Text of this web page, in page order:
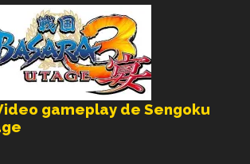
gameplay de Sengoku